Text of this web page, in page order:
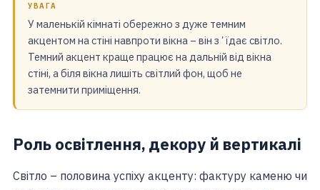
УВАГА
У маленькій кімнаті обережно з дуже темним
акцентом на стіні навпроти вікна – він зʼїдає світло.
Темний акцент краще працює на дальній від вікна
стіні, а біля вікна лишіть світлий фон, щоб не
затемнити приміщення.
Роль освітлення, декору й вертикалі
Світло – половина успіху акценту: фактуру каменю чи